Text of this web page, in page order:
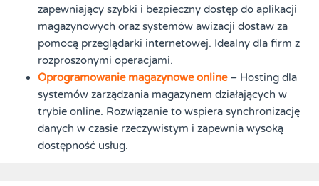
zapewniający szybki i bezpieczny dostęp do aplikacji
magazynowych oraz systemów awizacji dostaw za
pomocą przeglądarki internetowej. Idealny dla firm z
rozproszonymi operacjami.
Oprogramowanie magazynowe online– Hosting dla
systemów zarządzania magazynem działających w
trybie online. Rozwiązanie to wspiera synchronizację
danych w czasie rzeczywistym i zapewnia wysoką
dostępność usług.